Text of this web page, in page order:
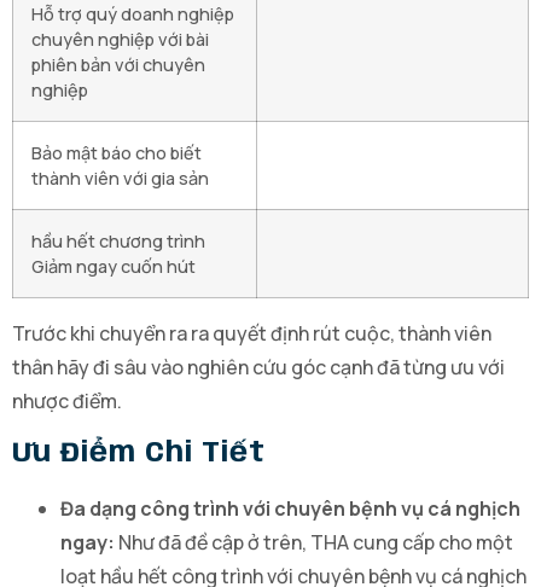
Hỗ trợ quý doanh nghiệp
chuyên nghiệp với bài
phiên bản với chuyên
nghiệp
Bảo mật báo cho biết
thành viên với gia sản
hầu hết chương trình
Giảm ngay cuốn hút
Trước khi chuyển ra ra quyết định rút cuộc, thành viên
thân hãy đi sâu vào nghiên cứu góc cạnh đã từng ưu với
nhược điểm.
Ưu Điểm Chi Tiết
Đa dạng công trình với chuyên bệnh vụ cá nghịch
ngay: Như đã đề cập ở trên, THA cung cấp cho một
loạt hầu hết công trình với chuyên bệnh vụ cá nghịch